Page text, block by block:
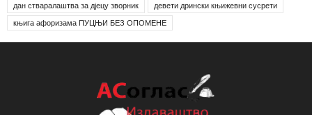
дан стваралаштва за дјецу зворник девети дрински књижевни сусрети
књига афоризама ПУЦЊИ БЕЗ ОПОМЕНЕ